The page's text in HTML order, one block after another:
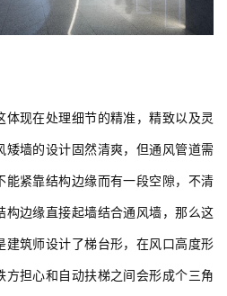
体现在处理细节的精准，精致以及灵
矮墙的设计固然清爽，但通风管道需
能紧靠结构边缘而有一段空隙，不清
构边缘直接起墙结合通风墙，那么这
建筑师设计了梯台形，在风口高度形